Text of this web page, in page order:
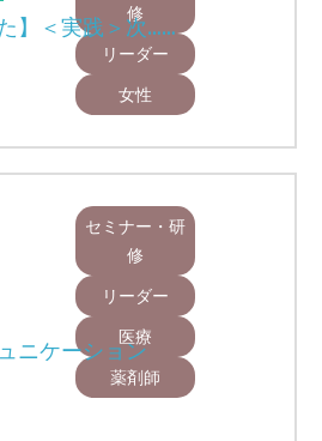
修
リーダー
女性
】＜実践＞次……
セミナー・研
修
リーダー
医療
薬剤師
ニケーション